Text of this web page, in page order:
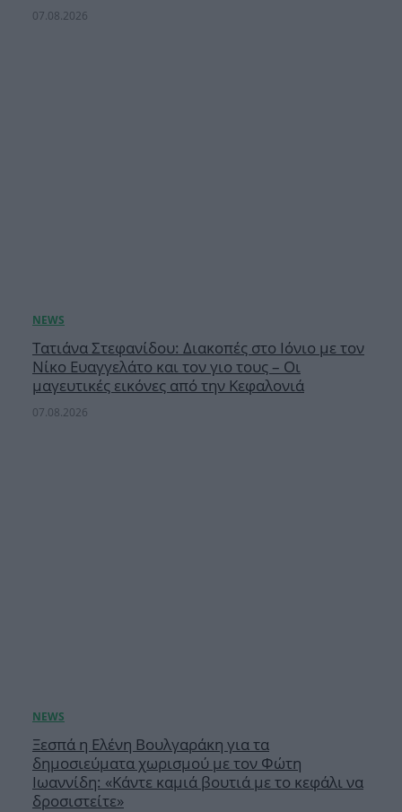
07.08.2026
Τατιάνα Στεφανίδου: Διακοπές στο Ιόνιο με τον
Νίκο Ευαγγελάτο και τον γιο τους – Οι
μαγευτικές εικόνες από την Κεφαλονιά
07.08.2026
Ξεσπά η Ελένη Βουλγαράκη για τα
δημοσιεύματα χωρισμού με τον Φώτη
Ιωαννίδη: «Κάντε καμιά βουτιά με το κεφάλι να
δροσιστείτε»